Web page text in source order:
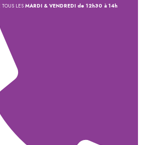
LES MARDI & VENDREDI de 12h30 à 14h